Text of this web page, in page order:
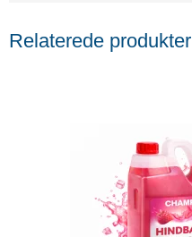
Relaterede produkter